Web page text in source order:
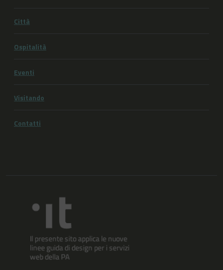
Città
Ospitalità
Eventi
Visitando
Contatti